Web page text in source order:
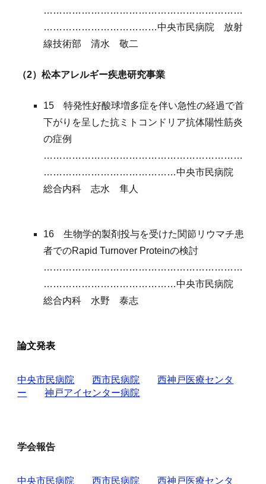
………………………………………………………
………………………………中央市民病院 放射
線技術部 清水 敬二
（2）松本アレルギー疾患研究事業
15 特発性好酸球増多症を伴い急性の経過で首
下がりを呈した抗ミトコンドリア抗体陽性筋炎
の症例
………………………………………………………
……………………………………中央市民病院
総合内科 志水 隼人
16 生物学的製剤投与を受けた関節リウマチ患
者でのRapid Turnover Proteinの検討
………………………………………………………
……………………………………中央市民病院
総合内科 水野 泰志
論文発表
中央市民病院 西市民病院
西神戸医療センタ
ー
神戸アイセンター病院
学会報告
中央市民病院 西市民病院
西神戸医療センタ